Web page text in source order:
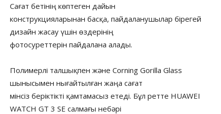
Сағат бетінің көптеген дайын
конструкцияларынан басқа, пайдаланушылар бірегей
дизайн жасау үшін өздерінің
фотосуреттерін пайдалана алады.
Полимерлі талшықпен және Corning Gorilla Glass
шынысымен нығайтылған жаңа сағат
мінсіз беріктікті қамтамасыз етеді. Бұл ретте HUAWEI
WATCH GT 3 SE салмағы небәрі